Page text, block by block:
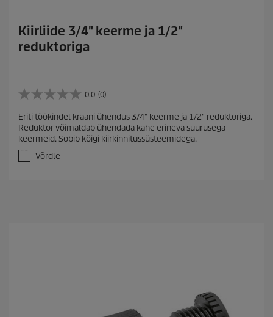
Kiirliide 3/4" keerme ja 1/2"
reduktoriga
0.0 (0)
0
0
/
5
ä
Eriti töökindel kraani ühendus 3/4" keerme ja 1/2" reduktoriga.
Reduktor võimaldab ühendada kahe erineva suurusega
keermeid. Sobib kõigi kiirkinnitussüsteemidega.
Võrdle